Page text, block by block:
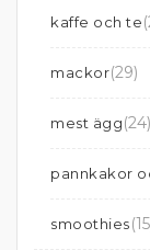
kaffe och te
mackor(29)
mest ägg(24)
pannkakor
smoothies